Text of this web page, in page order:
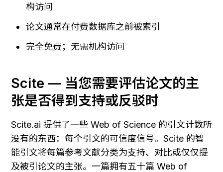
构访问
论文通常在付费数据库之前被索引
完全免费；无需机构访问
Scite — 当您需要评估论文的主
张是否得到支持或反驳时
Scite.ai 提供了一些 Web of Science 的引文计数所
没有的东西：每个引文的可信度信号。Scite 的智
能引文将每篇参考文献分类为支持、对比或仅仅提
及被引论文的主张。一篇拥有五十篇 Web of